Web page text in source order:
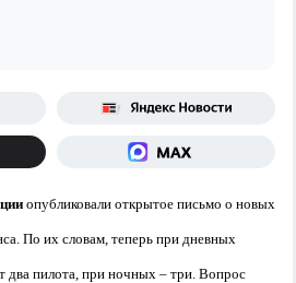
опубликовали открытое письмо о новых
По их словам, теперь при дневных
два пилота, при ночных – три. Вопрос